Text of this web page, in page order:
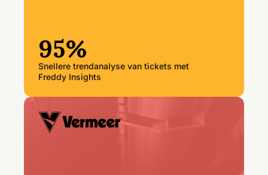
95%
Snellere trendanalyse van tickets met
Freddy Insights